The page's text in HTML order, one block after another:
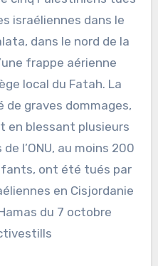
israéliennes dans le
dans le nord de la
frappe aérienne
local du Fatah. La
de graves dommages,
en blessant plusieurs
l’ONU, au moins 200
ont été tués par
en Cisjordanie
du 7 octobre